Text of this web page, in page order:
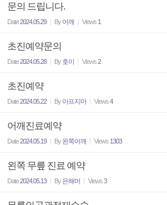
문의 드립니다.
Date2024.05.29 By 어깨 Views 1
초진예약문의
Date2024.05.28 By 호이 Views2
초진예약
Date2024.05.22 By 아프지마 Views4
어깨진료예약
Date2024.05.19 By 왼쪽어깨 Views 1303
왼쪽 무릎 진료 예약
Date2024.05.13 By 은해머 Views3